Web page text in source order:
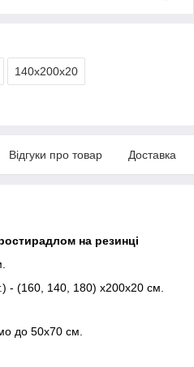
140х200х20
Відгуки про товар Доставка
на резинці
- (160, 140, 180) х200х20 см.
до 50х70 см.